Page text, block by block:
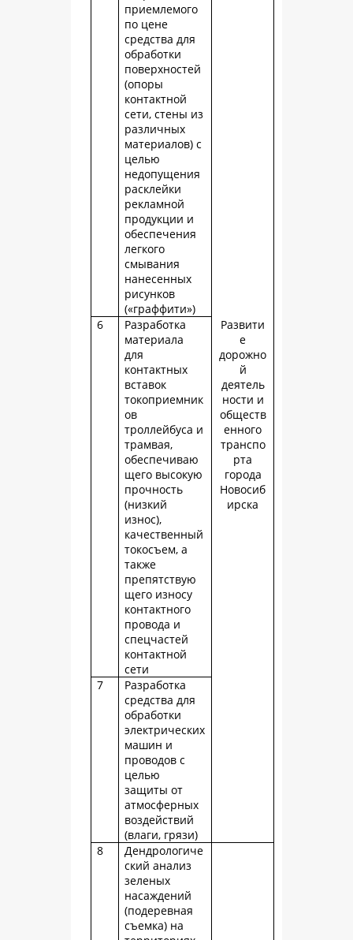
приемлемого
по цене
средства для
обработки
поверхностей
(опоры
контактной
сети, стены из
различных
материалов) с
целью
недопущения
расклейки
рекламной
продукции и
обеспечения
легкого
смывания
нанесенных
рисунков
(«граффити»)
Развити
е
дорожно
й
деятель
ности и
обществ
енного
транспо
рта
города
Новосиб
ирска
6
Разработка
материала
для
контактных
вставок
токоприемник
ов
троллейбуса и
трамвая,
обеспечиваю
щего высокую
прочность
(низкий
износ),
качественный
токосъем, а
также
препятствую
щего износу
контактного
провода и
спецчастей
контактной
сети
7
Разработка
средства для
обработки
электрических
машин и
проводов с
целью
защиты от
атмосферных
воздействий
(влаги, грязи)
8
Дендрологиче
ский анализ
зеленых
насаждений
(подеревная
съемка) на